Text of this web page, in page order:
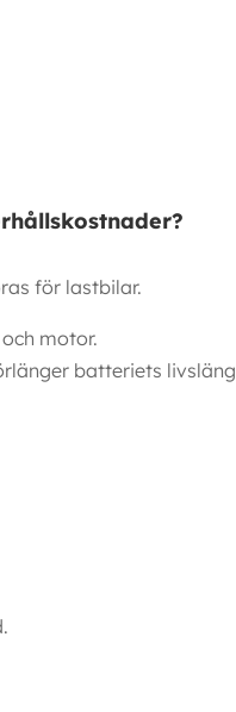
för lastbilar.
motor.
batteriets